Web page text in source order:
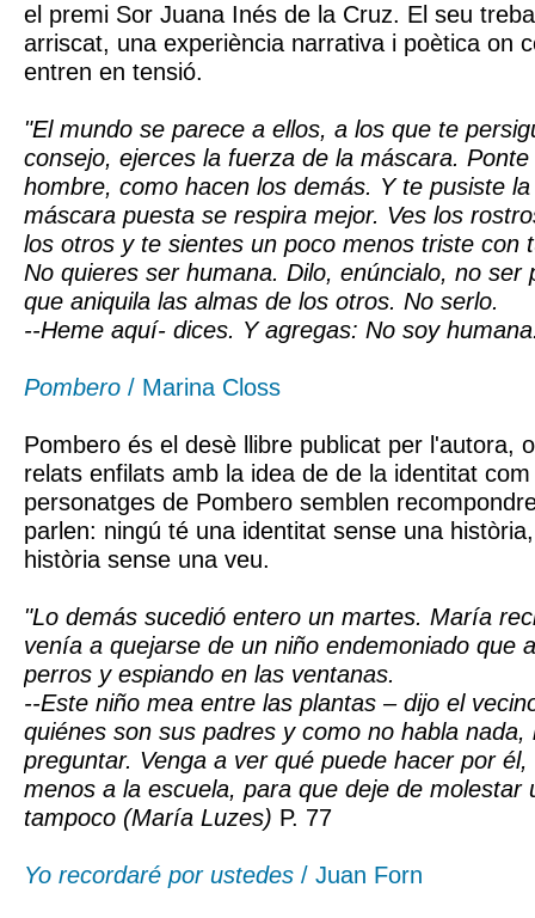
el premi Sor Juana Inés de la Cruz. El seu
arriscat, una experiència narrativa i poètica on
entren en tensió.
"El mundo se parece a ellos, a los que te
consejo, ejerces la fuerza de la máscara.
hombre, como hacen los demás. Y te pusiste
máscara puesta se respira mejor. Ves los
los otros y te sientes un poco menos triste con
No quieres ser humana. Dilo, enúncialo, no ser
que aniquila las almas de los otros. No serlo.
--Heme aquí- dices. Y agregas: No soy
Pombero / Marina Closs
Pombero és el desè llibre publicat per l'autora,
relats enfilats amb la idea de de la identitat com
personatges de Pombero semblen
parlen: ningú té una identitat sense una
història sense una veu.
"Lo demás sucedió entero un martes. María
venía a quejarse de un niño endemoniado que
perros y espiando en las ventanas.
--Este niño mea entre las plantas – dijo el
quiénes son sus padres y como no habla nada,
preguntar. Venga a ver qué puede hacer por
menos a la escuela, para que deje de molestar
tampoco (María Luzes) P. 77
Yo recordaré por ustedes / Juan Forn